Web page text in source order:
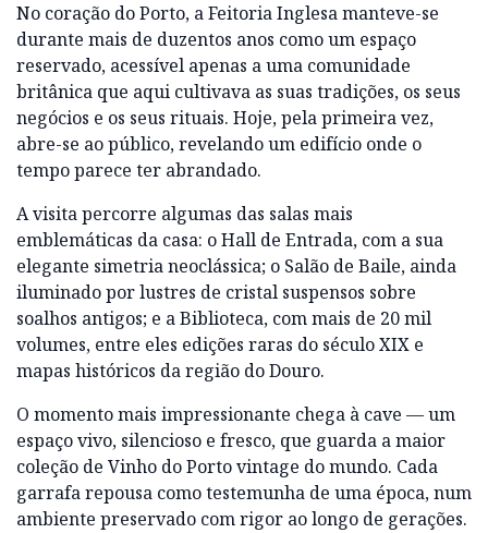
No coração do Porto, a Feitoria Inglesa manteve-se
durante mais de duzentos anos como um espaço
reservado, acessível apenas a uma comunidade
britânica que aqui cultivava as suas tradições, os seus
negócios e os seus rituais. Hoje, pela primeira vez,
abre-se ao público, revelando um edifício onde o
tempo parece ter abrandado.
A visita percorre algumas das salas mais
emblemáticas da casa: o Hall de Entrada, com a sua
elegante simetria neoclássica; o Salão de Baile, ainda
iluminado por lustres de cristal suspensos sobre
soalhos antigos; e a Biblioteca, com mais de 20 mil
volumes, entre eles edições raras do século XIX e
mapas históricos da região do Douro.
O momento mais impressionante chega à cave — um
espaço vivo, silencioso e fresco, que guarda a maior
coleção de Vinho do Porto vintage do mundo. Cada
garrafa repousa como testemunha de uma época, num
ambiente preservado com rigor ao longo de gerações.